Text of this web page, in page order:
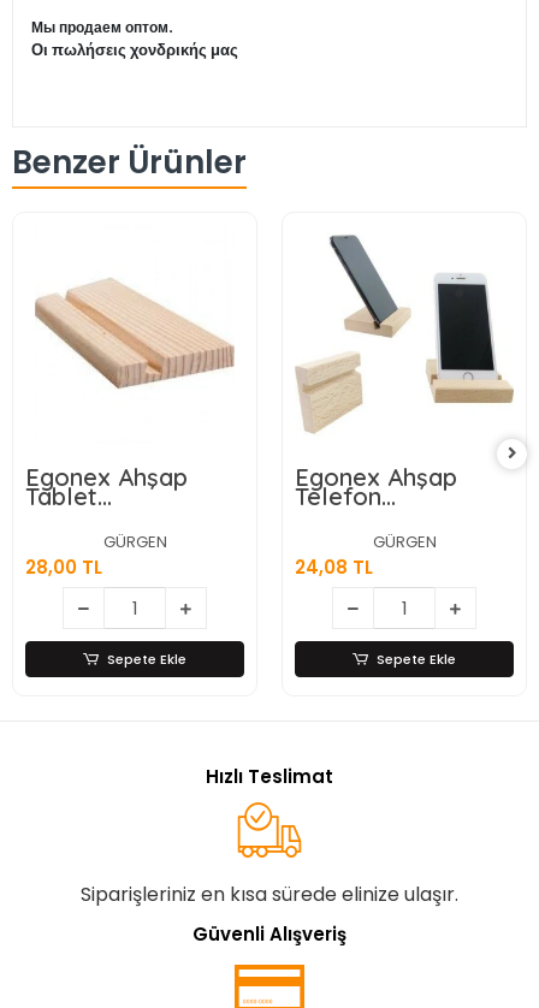
Мы продаем оптом.
Οι πωλήσεις χονδρικής μας
Benzer Ürünler
Egonex Ahşap
Tablet
Tutacak*30x1
GÜRGEN
28,00 TL
Sepete Ekle
Egonex Ahşap
Telefon
Tutacak*60x1
GÜRGEN
24,08 TL
Sepete Ekle
Hızlı Teslimat
Siparişleriniz en kısa sürede elinize ulaşır.
Güvenli Alışveriş